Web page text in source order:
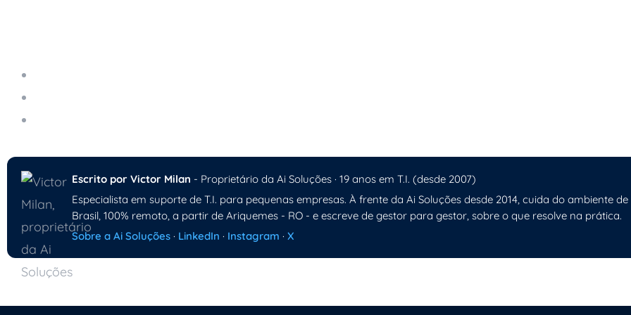
Escrito por Victor Milan - Proprietário da Ai Soluções · 19 anos em T.I. (desde 2007)
Especialista em suporte de T.I. para pequenas empresas. À frente da Ai Soluções desde 2014, cuida do ambiente
Brasil, 100% remoto, a partir de Ariquemes - RO - e escreve de gestor para gestor, sobre o que resolve na prática.
Sobre a Ai Soluções · LinkedIn · Instagram · X